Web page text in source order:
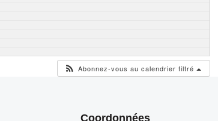
Abonnez-vous au calendrier filtré
Coordonnées